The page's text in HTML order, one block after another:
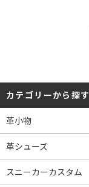
カテゴリーから探す
革小物
革シューズ
スニーカーカスタム